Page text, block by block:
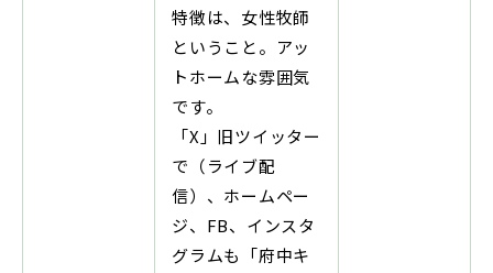
特徴は、女性牧師
ということ。アッ
トホームな雰囲気
です。
「X」旧ツイッター
で（ライブ配
信）、ホームペー
ジ、FB、インスタ
グラムも「府中キ